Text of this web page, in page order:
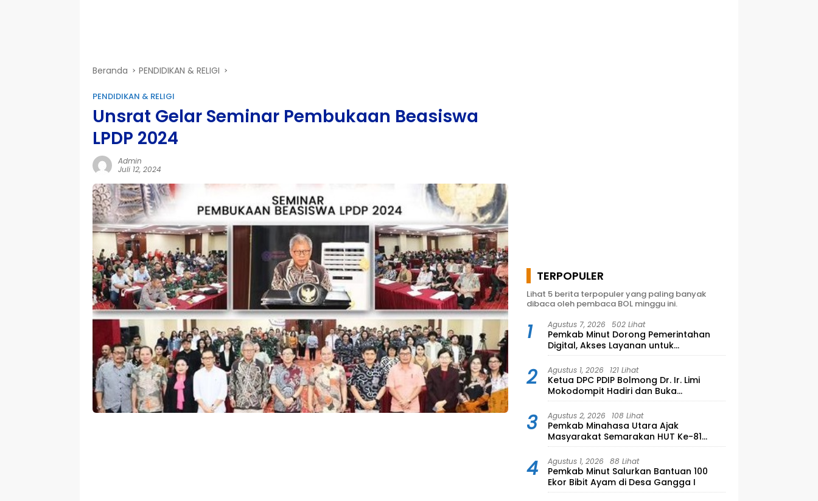
Beranda PENDIDIKAN & RELIGI
PENDIDIKAN & RELIGI
Unsrat Gelar Seminar Pembukaan Beasiswa
LPDP 2024
Admin
Juli 12, 2024
TERPOPULER
Lihat 5 berita terpopuler yang paling banyak
dibaca oleh pembaca BOL minggu ini.
1 Agustus 7, 2026 502 Lihat
Pemkab Minut Dorong Pemerintahan
Digital, Akses Layanan untuk
Masyarakat
2 Agustus 1, 2026 121 Lihat
Ketua DPC PDIP Bolmong Dr. Ir. Limi
Mokodompit Hadiri dan Buka
Musyawarah Ranting Se-Kecamatan
Lolayan
3 Agustus 2, 2026 108 Lihat
Pemkab Minahasa Utara Ajak
Masyarakat Semarakan HUT Ke-81
Kemerdekaan RI
4 Agustus 1, 2026 88 Lihat
Pemkab Minut Salurkan Bantuan 100
Ekor Bibit Ayam di Desa Gangga I